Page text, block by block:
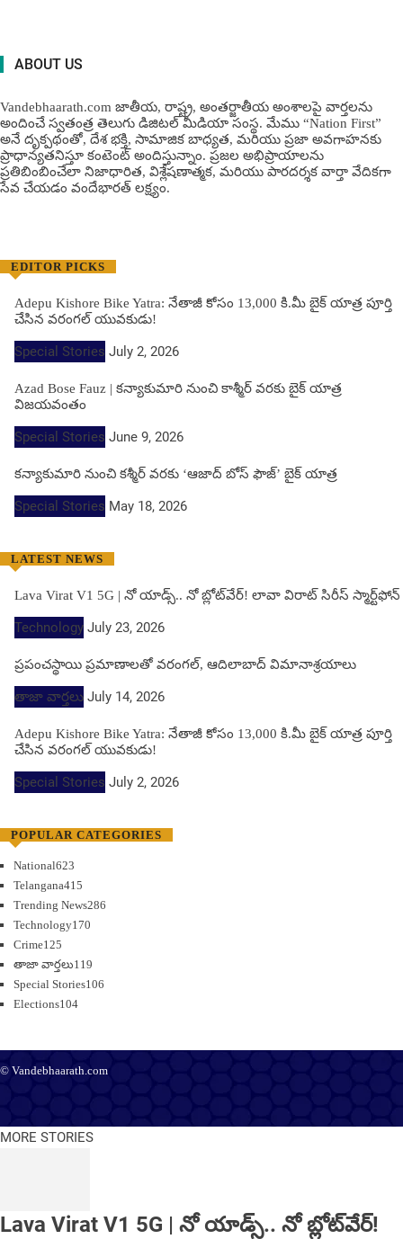
ABOUT US
Vandebhaarath.com జాతీయ, రాష్ట్ర, అంతర్జాతీయ అంశాలపై వార్తలను
అందించే స్వతంత్ర తెలుగు డిజిటల్ మీడియా సంస్థ. మేము “Nation First”
అనే దృక్పథంతో, దేశ భక్తి, సామాజిక బాధ్యత, మరియు ప్రజా అవగాహనకు
ప్రాధాన్యతనిస్తూ కంటెంట్ అందిస్తున్నాం. ప్రజల అభిప్రాయాలను
ప్రతిబింబించేలా నిజాధారిత, విశ్లేషణాత్మక, మరియు పారదర్శక వార్తా వేదికగా
సేవ చేయడం వందేభార‌త్ ల‌క్ష్యం.
EDITOR PICKS
Adepu Kishore Bike Yatra: నేతాజీ కోసం 13,000 కి.మీ బైక్ యాత్ర పూర్తి
చేసిన వరంగల్ యువకుడు!
Special Stories July 2, 2026
Azad Bose Fauz | కన్యాకుమారి నుంచి కాశ్మీర్ వరకు బైక్ యాత్ర
విజయవంతం
Special Stories June 9, 2026
కన్యాకుమారి నుంచి కశ్మీర్ వరకు ‘ఆజాద్ బోస్ ఫౌజ్’ బైక్ యాత్ర
Special Stories May 18, 2026
LATEST NEWS
Lava Virat V1 5G | నో యాడ్స్.. నో బ్లోట్‌వేర్! లావా విరాట్ సిరీస్ స్మార్ట్‌ఫోన్​
Technology July 23, 2026
ప్రపంచస్థాయి ప్రమాణాలతో వరంగల్, ఆదిలాబాద్ విమానాశ్రయాలు
తాజా వార్తలు July 14, 2026
Adepu Kishore Bike Yatra: నేతాజీ కోసం 13,000 కి.మీ బైక్ యాత్ర పూర్తి
చేసిన వరంగల్ యువకుడు!
Special Stories July 2, 2026
POPULAR CATEGORIES
National623
Telangana415
Trending News286
Technology170
Crime125
తాజా వార్తలు119
Special Stories106
Elections104
© Vandebhaarath.com
MORE STORIES
Lava Virat V1 5G | నో యాడ్స్.. నో బ్లోట్‌వేర్!